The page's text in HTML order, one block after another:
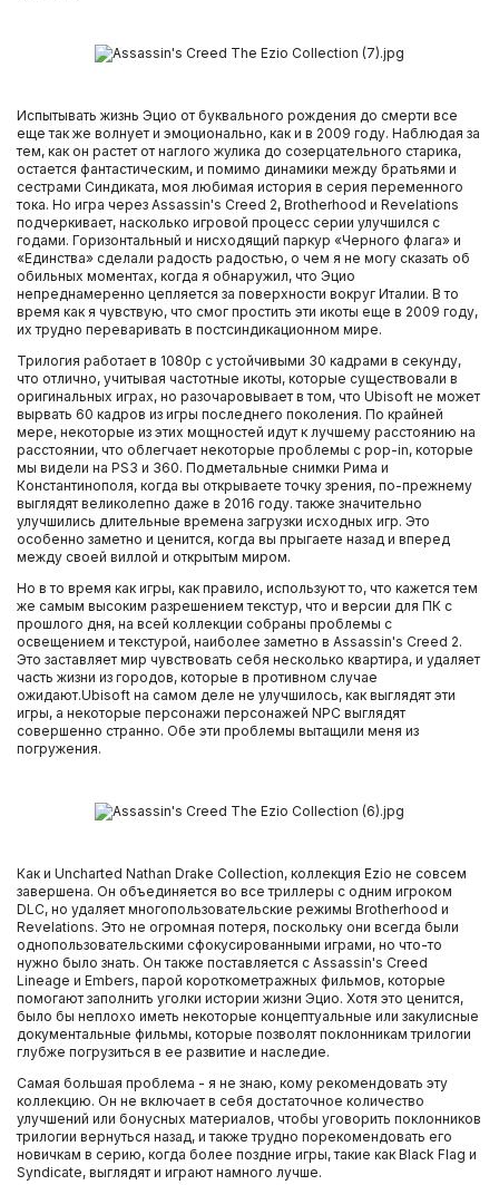
Испытывать жизнь Эцио от буквального рождения до смерти все
еще так же волнует и эмоционально, как и в 2009 году. Наблюдая за
тем, как он растет от наглого жулика до созерцательного старика,
остается фантастическим, и помимо динамики между братьями и
сестрами Синдиката, моя любимая история в серия переменного
тока. Но игра через Assassin's Creed 2, Brotherhood и Revelations
подчеркивает, насколько игровой процесс серии улучшился с
годами. Горизонтальный и нисходящий паркур «Черного флага» и
«Единства» сделали радость радостью, о чем я не могу сказать об
обильных моментах, когда я обнаружил, что Эцио
непреднамеренно цепляется за поверхности вокруг Италии. В то
время как я чувствую, что смог простить эти икоты еще в 2009 году,
их трудно переваривать в постсиндикационном мире.
Трилогия работает в 1080p с устойчивыми 30 кадрами в секунду,
что отлично, учитывая частотные икоты, которые существовали в
оригинальных играх, но разочаровывает в том, что Ubisoft не может
вырвать 60 кадров из игры последнего поколения. По крайней
мере, некоторые из этих мощностей идут к лучшему расстоянию на
расстоянии, что облегчает некоторые проблемы с pop-in, которые
мы видели на PS3 и 360. Подметальные снимки Рима и
Константинополя, когда вы открываете точку зрения, по-прежнему
выглядят великолепно даже в 2016 году. также значительно
улучшились длительные времена загрузки исходных игр. Это
особенно заметно и ценится, когда вы прыгаете назад и вперед
между своей виллой и открытым миром.
Но в то время как игры, как правило, используют то, что кажется тем
же самым высоким разрешением текстур, что и версии для ПК с
прошлого дня, на всей коллекции собраны проблемы с
освещением и текстурой, наиболее заметно в Assassin's Creed 2.
Это заставляет мир чувствовать себя несколько квартира, и удаляет
часть жизни из городов, которые в противном случае
ожидают.Ubisoft на самом деле не улучшилось, как выглядят эти
игры, а некоторые персонажи персонажей NPC выглядят
совершенно странно. Обе эти проблемы вытащили меня из
погружения.
Как и Uncharted Nathan Drake Collection, коллекция Ezio не совсем
завершена. Он объединяется во все триллеры с одним игроком
DLC, но удаляет многопользовательские режимы Brotherhood и
Revelations. Это не огромная потеря, поскольку они всегда были
однопользовательскими сфокусированными играми, но что-то
нужно было знать. Он также поставляется с Assassin's Creed
Lineage и Embers, парой короткометражных фильмов, которые
помогают заполнить уголки истории жизни Эцио. Хотя это ценится,
было бы неплохо иметь некоторые концептуальные или закулисные
документальные фильмы, которые позволят поклонникам трилогии
глубже погрузиться в ее развитие и наследие.
Самая большая проблема - я не знаю, кому рекомендовать эту
коллекцию. Он не включает в себя достаточное количество
улучшений или бонусных материалов, чтобы уговорить поклонников
трилогии вернуться назад, и также трудно порекомендовать его
новичкам в серию, когда более поздние игры, такие как Black Flag и
Syndicate, выглядят и играют намного лучше.